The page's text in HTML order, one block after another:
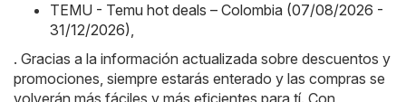
TEMU - Temu hot deals – Colombia (07/08/2026 -
31/12/2026),
. Gracias a la información actualizada sobre descuentos y
promociones, siempre estarás enterado y las compras se
volverán más fáciles y más eficientes para tí. Con